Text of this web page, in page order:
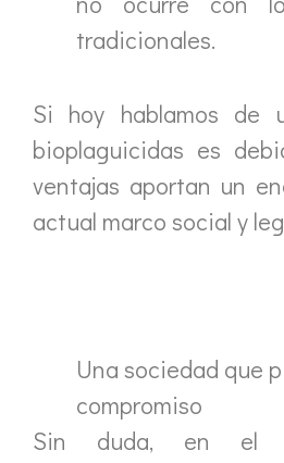
tradicionales.
Si hoy hablamos de
bioplaguicidas es
ventajas aportan un
actual marco social y
Una sociedad que
compromiso
Sin duda, en el